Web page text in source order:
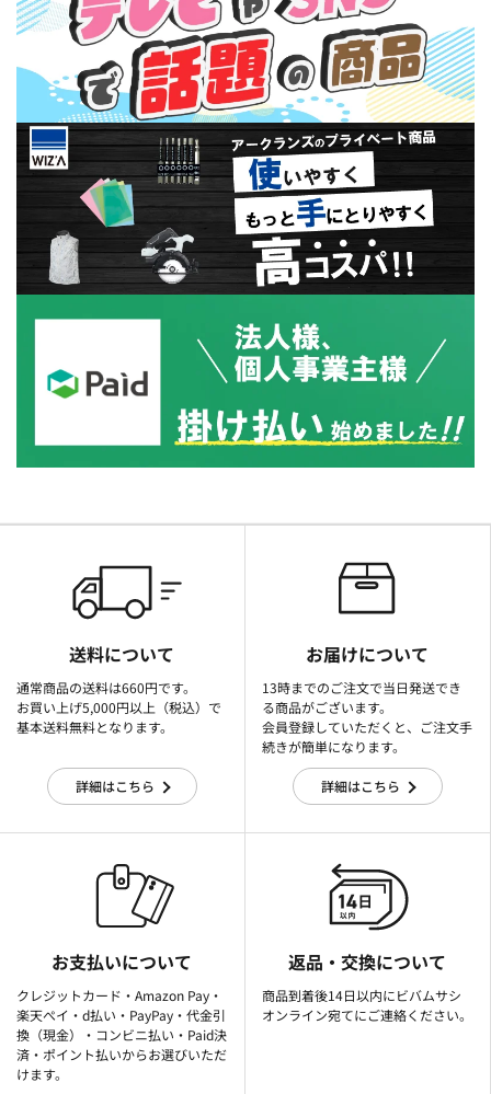
送料について
通常商品の送料は660円です。
お買い上げ5,000円以上（税込）で
基本送料無料となります。
詳細はこちら
お届けについて
13時までのご注文で当日発送でき
る商品がございます。
会員登録していただくと、ご注文手
続きが簡単になります。
詳細はこちら
お支払いについて
クレジットカード・Amazon Pay・
楽天ぺイ・d払い・PayPay・代金引
換（現金）・コンビニ払い・Paid決
済・ポイント払いからお選びいただ
けます。
返品・交換について
商品到着後14日以内にビバムサシ
オンライン宛てにご連絡ください。